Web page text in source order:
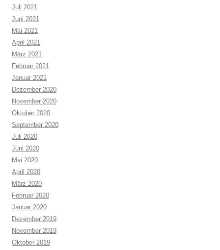
Juli 2021
Juni 2021
Mai 2021
April 2021
März 2021
Februar 2021
Januar 2021
Dezember 2020
November 2020
Oktober 2020
September 2020
Juli 2020
Juni 2020
Mai 2020
April 2020
März 2020
Februar 2020
Januar 2020
Dezember 2019
November 2019
Oktober 2019